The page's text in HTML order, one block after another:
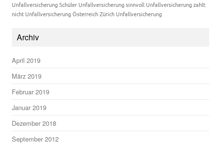
Unfallversicherung Schüler Unfallversicherung sinnvoll Unfallversicherung zahlt
nicht Unfallversicherung ÖsterreichZürich Unfallversicherung
Archiv
April 2019
März 2019
Februar 2019
Januar 2019
Dezember 2018
September 2012